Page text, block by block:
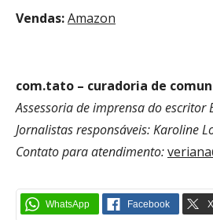
Vendas:Amazon
com.tato – curadoria de
Assessoria de imprensa do escritor
Jornalistas responsáveis: Karoline
Contato para atendimento: